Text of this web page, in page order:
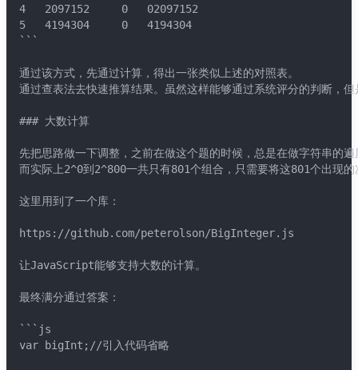
4	2097152		0	02097152
5	4194304		0	4194304
```
通过该方式，先通过计算，得出一张类似上述的对照表。
通过查表法去快速推算结果。虽然这样能够通过系统评分的判断，
### 大数计算
先把思路做一下调整，之前在做这个题的时候，总是在做字符串的
而实际上2^0到2^800一共只有801个组合，只需要将这801个出现
这里用到了一个库：
https://github.com/peterolson/BigInteger.js
让JavaScript能够支持大数的计算。
最终满分通过答案：
```js
var bigInt;//引入代码省略